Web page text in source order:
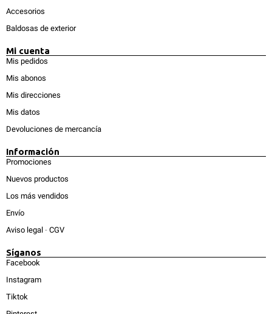
Accesorios
Baldosas de exterior
Mi cuenta
Mis pedidos
Mis abonos
Mis direcciones
Mis datos
Devoluciones de mercancía
Información
Promociones
Nuevos productos
Los más vendidos
Envío
Aviso legal - CGV
Síganos
Facebook
Instagram
Tiktok